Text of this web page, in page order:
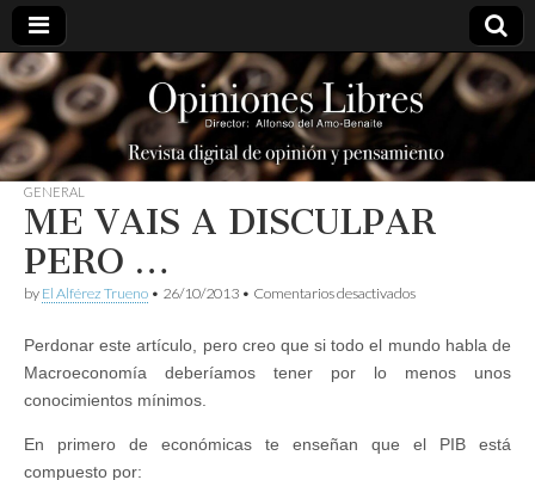
opinioneslibres
GENERAL
ME VAIS A DISCULPAR
PERO …
by El Alférez Trueno • 26/10/2013 • Comentarios desactivadosen
A
DISCULPAR
Perdonar este artículo, pero creo que si todo el mundo habla de
Macroeconomía deberíamos tener por lo menos unos
conocimientos mínimos.
En primero de económicas te enseñan que el PIB está
compuesto por: